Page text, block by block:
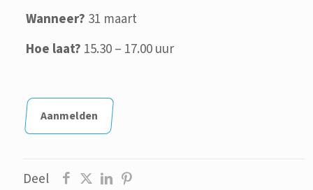
Wanneer? 31 maart
Hoe laat? 15.30 – 17.00 uur
Aanmelden
Deel